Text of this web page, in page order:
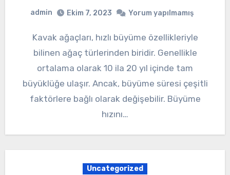
admin Ekim 7, 2023 Yorum yapılmamış
Kavak ağaçları, hızlı büyüme özellikleriyle
bilinen ağaç türlerinden biridir. Genellikle
ortalama olarak 10 ila 20 yıl içinde tam
büyüklüğe ulaşır. Ancak, büyüme süresi çeşitli
faktörlere bağlı olarak değişebilir. Büyüme
hızını…
Uncategorized